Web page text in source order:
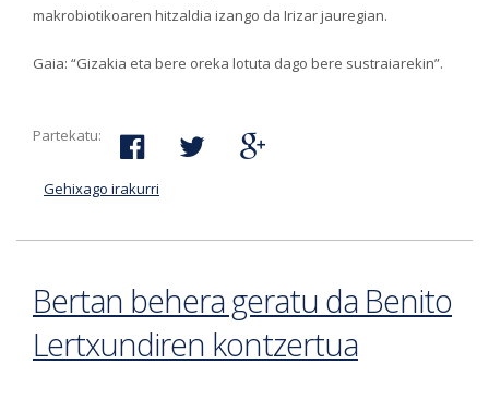
makrobiotikoaren hitzaldia izango da Irizar jauregian.
Gaia: “Gizakia eta bere oreka lotuta dago bere sustraiarekin”.
Partekatu:
Gehixago irakurri
Bertan behera geratu da Benito
Lertxundiren kontzertua